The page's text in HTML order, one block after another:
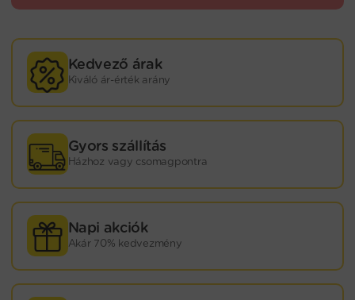
Kedvező árak
Kiváló ár-érték arány
Gyors szállítás
Házhoz vagy csomagpontra
Napi akciók
Akár 70% kedvezmény